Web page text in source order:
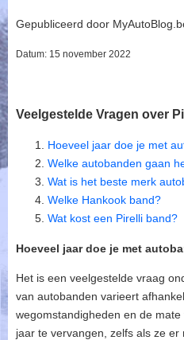
Gepubliceerd door
Datum: 15 november 2022
Veelgestelde Vragen over
Hoeveel jaar doe je met
Welke autobanden gaan
Wat is het beste merk
Welke Hankook band?
Wat kost een Pirelli band?
Hoeveel jaar doe je met
Het is een veelgestelde vraag
van autobanden varieert
wegomstandigheden en de
jaar te vervangen, zelfs als ze